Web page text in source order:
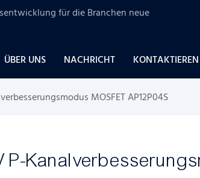
fürdie Branchen neue
ÜBER UNS NACHRICHT KONTAKTIEREN
MOSFET AP12P04S
P-